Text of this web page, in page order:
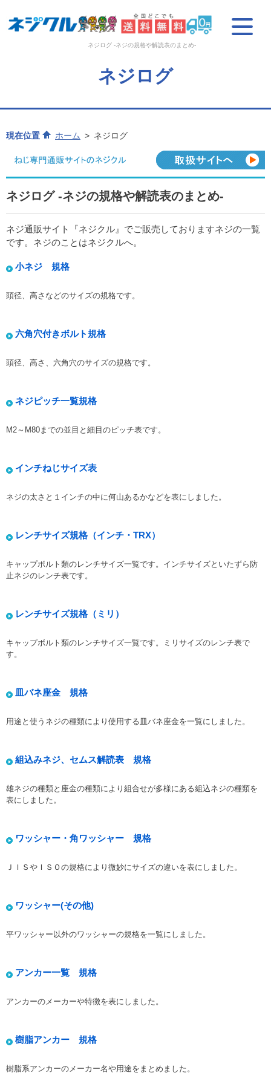
ネジログ -ネジの規格や解読表のまとめ-
ネジログ
現在位置 ホーム ネジログ
ネジログ -ネジの規格や解読表のまとめ-
ネジ通販サイト『ネジクル』でご販売しておりますネジの一覧
です。ネジのことはネジクルへ。
小ネジ 規格
頭径、高さなどのサイズの規格です。
六角穴付きボルト規格
頭径、高さ、六角穴のサイズの規格です。
ネジピッチ一覧規格
M2～M80までの並目と細目のピッチ表です。
インチねじサイズ表
ネジの太さと１インチの中に何山あるかなどを表にしました。
レンチサイズ規格（インチ・TRX）
キャップボルト類のレンチサイズ一覧です。インチサイズといたずら防
止ネジのレンチ表です。
レンチサイズ規格（ミリ）
キャップボルト類のレンチサイズ一覧です。ミリサイズのレンチ表で
す。
皿バネ座金 規格
用途と使うネジの種類により使用する皿バネ座金を一覧にしました。
組込みネジ、セムス解読表 規格
雄ネジの種類と座金の種類により組合せが多様にある組込ネジの種類を
表にしました。
ワッシャー・角ワッシャー 規格
ＪＩＳやＩＳＯの規格により微妙にサイズの違いを表にしました。
ワッシャー(その他)
平ワッシャー以外のワッシャーの規格を一覧にしました。
アンカー一覧 規格
アンカーのメーカーや特徴を表にしました。
樹脂アンカー 規格
樹脂系アンカーのメーカー名や用途をまとめました。